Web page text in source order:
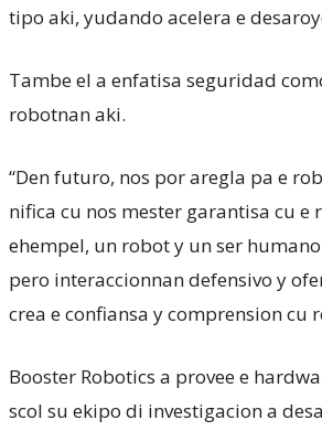
tipo aki, yudando acelera e
Tambe el a enfatisa seguridad
robotnan aki.
“Den futuro, nos por aregla pa e
nifica cu nos mester garantisa cu e
ehempel, un robot y un ser
pero interaccionnan defensivo y
crea e confiansa y comprension cu
Booster Robotics a provee e
scol su ekipo di investigacion a